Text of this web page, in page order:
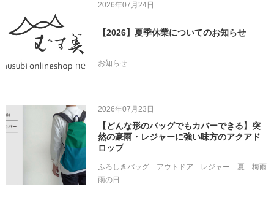
2026年07月24日
【2026】夏季休業についてのお知らせ
お知らせ
2026年07月23日
【どんな形のバッグでもカバーできる】突
然の豪雨・レジャーに強い味方のアクアド
ロップ
ふろしきバッグ アウトドア レジャー 夏
梅雨
雨の日